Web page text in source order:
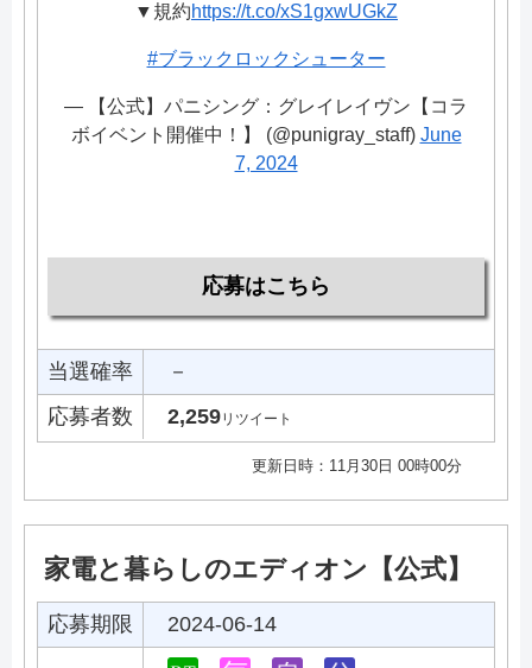
▼規約https://t.co/xS1gxwUGkZ
#ブラックロックシューター
— 【公式】パニシング：グレイレイヴン【コラ
ボイベント開催中！】 (@punigray_staff) June
7, 2024
応募はこちら
当選確率
－
応募者数
2,259リツイート
更新日時：11月30日 00時00分
家電と暮らしのエディオン【公式】
応募期限 2024-06-14